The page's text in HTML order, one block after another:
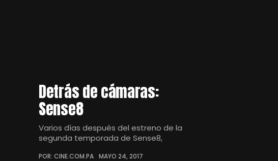
Detrás de cámaras:
Sense8
Varios días después del estreno de la
segunda temporada de Sense8,
POR: CINE.COM.PA MAYO 24, 2017